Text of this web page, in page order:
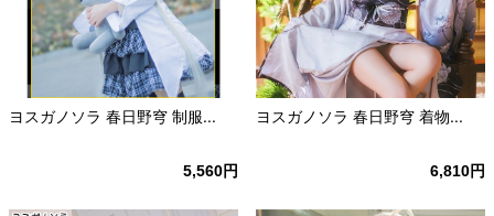
ヨスガノソラ 春日野穹 制服...
5,560円
ヨスガノソラ 春日野穹 着物...
6,810円